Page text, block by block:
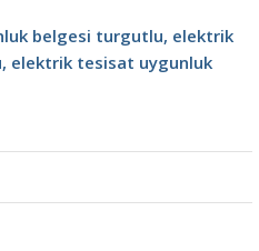
belgesi turgutlu, elektrik
elektrik tesisat uygunluk